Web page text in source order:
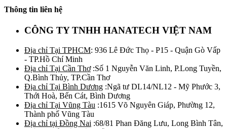
Thông tin liên hệ
CÔNG TY TNHH HANATECH VIỆT NAM
Địa chỉ Tại TPHCM: 936 Lê Đức Thọ - P15 - Quận Gò Vấp
- TP.Hồ Chí Minh
Địa chỉ Tại Cần Thơ:Số 1 Nguyễn Văn Linh, P.Long Tuyền,
Q.Bình Thủy, TP.Cần Thơ
Địa chỉ Tại Bình Dương :Ngã tư DL14/NL12 - Mỹ Phước 3,
Thới Hoà, Bến Cát, Bình Dương
Địa chỉ Tại Vũng Tàu :1615 Võ Nguyên Giáp, Phường 12,
Thành phố Vũng Tàu
Địa chỉ tại Đồng Nai :68/81 Phan Đăng Lưu, Long Bình Tân,